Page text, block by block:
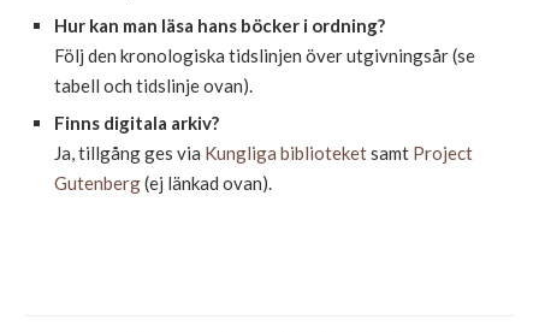
Hur kan man läsa hans böcker i ordning?
Följ den kronologiska tidslinjen över utgivningsår (se
tabell och tidslinje ovan).
Finns digitala arkiv?
Ja, tillgång ges via Kungliga biblioteketsamt Project
Gutenberg(ej länkad ovan).